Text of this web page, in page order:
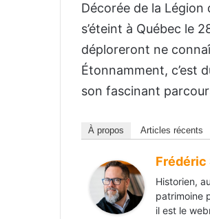
Décorée de la Légion
s’éteint à Québec le
déploreront ne
Étonnamment, c’est
son fascinant
À propos Articles récents
Frédéric
Historien,
patrimoine
il est le